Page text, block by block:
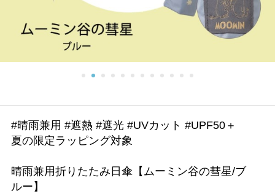
#晴雨兼用 #遮熱 #遮光 #UVカット #UPF50＋
夏の限定ラッピング対象
晴雨兼用折りたたみ日傘【ムーミン谷の彗星/ブ
ルー】